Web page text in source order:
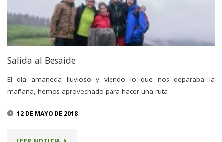
Salida al Besaide
El día amanecía lluvioso y viendo lo que nos deparaba la
mañana, hemos aprovechado para hacer una ruta
12 DE MAYO DE 2018
"SALIDA